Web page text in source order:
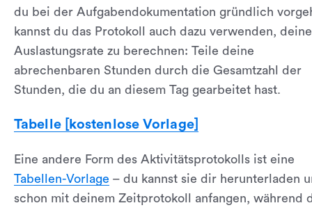
du bei der Aufgabendokumentation gründlich
kannst du das Protokoll auch dazu verwenden, deine
Auslastungsrate zu berechnen: Teile deine
abrechenbaren Stunden durch die Gesamtzahl der
Stunden, die du an diesem Tag gearbeitet hast.
Tabelle [kostenlose Vorlage]
Eine andere Form des Aktivitätsprotokolls ist eine
Tabellen-Vorlage – du kannst sie dir herunterladen
schon mit deinem Zeitprotokoll anfangen, während